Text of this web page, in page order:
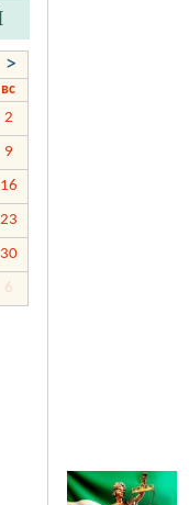
>
вс
2
9
16
23
30
6